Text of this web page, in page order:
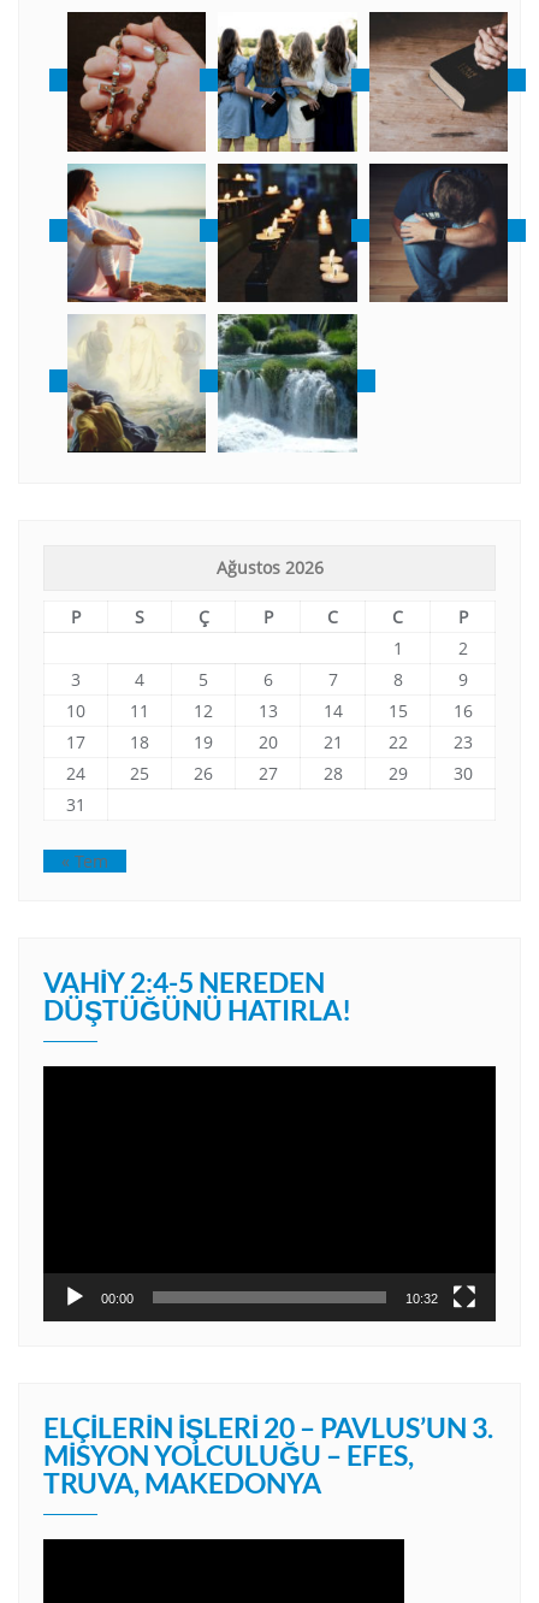
Ağustos 2026
P S Ç P C C
P
1
2
3
4 5 6 7 8
9
10
11 12 13 14 15
16
17
18 19 20 21 22
23
24
25 26 27 28 29
30
31
« Tem
VAHIY 2:4-5 NEREDEN
DÜŞTÜĞÜNÜ HATIRLA!
00:00 10:32
ELÇILERIN İŞLERI 20 – PAVLUS’UN 3.
MISYON YOLCULUĞU – EFES,
TRUVA, MAKEDONYA